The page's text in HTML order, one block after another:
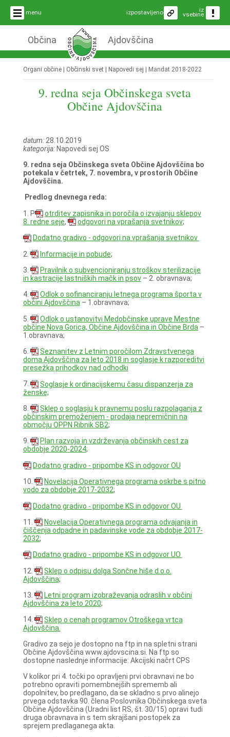
menu iz
vsebine
izpostavljeno
Občina Ajdovščina
Organi občine | Občinski svet | Napovedi sej | Mandat 2018-2022
9. redna seja Občinskega sveta
Občine Ajdovščina
datum:28.10.2019
kategorija:Napovedi sej OS
9. redna seja Občinskega sveta Občine Ajdovščina bo
potekala v četrtek, 7. novembra, v prostorih Občine
Ajdovščina.
Predlog dnevnega reda:
1. P
otrditev zapisnika in poročila o izvajanju sklepov
8. redne seje, odgovori na vprašanja svetnikov;
Dodatno gradivo - odgovori na vprašanja svetnikov
2.
Informacije in pobude;
3.
Pravilnik o subvencioniranju stroškov sterilizacije
in kastracije lastniških mačk in psov– 2. obravnava;
4.
Odlok o sofinanciranju letnega programa športa v
občini Ajdovščina– 1.obravnava;
5.
Odlok o ustanovitvi Medobčinske uprave Mestne
občine Nova Gorica, Občine Ajdovščina in Občine Brda –
1.obravnava;
6.
Seznanitev z Letnim poročilom Zdravstvenega
doma Ajdovščina za leto 2018 in soglasje k razporeditvi
presežka prihodkov nad odhodki
7.
Soglasje k ordinacijskemu času dispanzerja za
ženske;
8.
Sklep o soglasju k pravnemu poslu razpolaganja z
občinskim premoženjem - prodaja nepremičnin na
območju OPPN Ribnik SB2;
9.
Plan razvoja in vzdrževanja občinskih cest za
obdobje 2020-2024;
Dodatno gradivo - pripombe KS in odgovor OU
10.
Novelacija Operativnega programa oskrbe s pitno
vodo za obdobje 2017-2032;
Dodatno gradivo - pripombe KS in odgovor OU
11.
Novelacija Operativnega programa odvajanja in
čiščenja odpadne in padavinske vode za obdobje 2017-
2032;
Dodatno gradivo - pripombe KS in odgovor UO
12.
Sklep o odpisu dolga Sončne hiše d.o.o.
Ajdovščina;
13.
Letni program izobraževanja odraslih v občini
Ajdovščina za leto 2020;
14.
Sklep o cenah programov Otroškega vrtca
Ajdovščina.
Gradivo za sejo je dostopno na ftp in na spletni strani
Občine Ajdovščina www.ajdovscina.si. Na ftp so
dostopne naslednje informacije: Akcijski načrt CPS
V kolikor pri 4. točki po opravljeni prvi obravnavi ne bo
potrebno opraviti pomembnejših sprememb ali
dopolnitev, bo predlagano, da se skladno s prvo alinejo
prvega odstavka 90. člena Poslovnika Občinskega sveta
Občine Ajdovščina (Uradni list RS, št. 30/15) opravi tudi
druga obravnava in s tem skrajšani postopek za
sprejem predlaganega akta.